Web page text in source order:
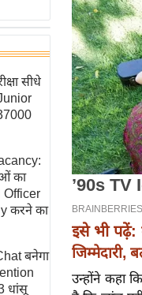
सीधे
का
Officer
करने का
बनेगा
धांसू
इसे भी पढ़ें:
जिम्मेदारी,
उन्होंने कहा